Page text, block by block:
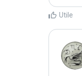
Utile